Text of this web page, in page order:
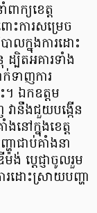
ក្យខេត្ត
ះការសម្រេច
ាលក្នុងការដោះ
បិតអគារទាំង
ក់ទាញការ
ឯកឧត្តម
វានឹងជួយបង្កើន
ងនៅក្នុង​ខេត្ត
ជាប់គាំងនា
ប្តេជ្ញាចូលរួម
ដោះស្រាយបញ្ហា